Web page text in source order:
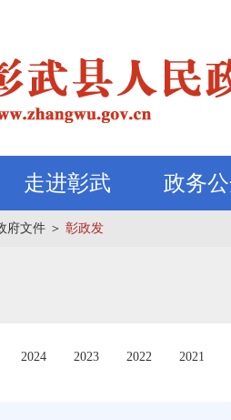
走进彰武 政务
府文件 ＞ 彰政发
2024 2023 2022 2021